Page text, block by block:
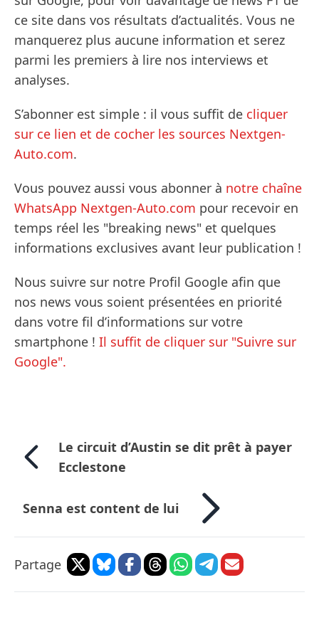
ce site dans vos résultats d’actualités. Vous ne
manquerez plus aucune information et serez
parmi les premiers à lire nos interviews et
analyses.
S’abonner est simple : il vous suffit de cliquer
sur ce lien et de cocher les sources Nextgen-
Auto.com.
Vous pouvez aussi vous abonner à notre chaîne
WhatsApp Nextgen-Auto.com pour recevoir en
temps réel les "breaking news" et quelques
informations exclusives avant leur publication !
Nous suivre sur notre Profil Google afin que
nos news vous soient présentées en priorité
dans votre fil d’informations sur votre
smartphone ! Il suffit de cliquer sur "Suivre sur
Google".
Le circuit d’Austin se dit prêt à payer
Ecclestone
Senna est content de lui
Partage